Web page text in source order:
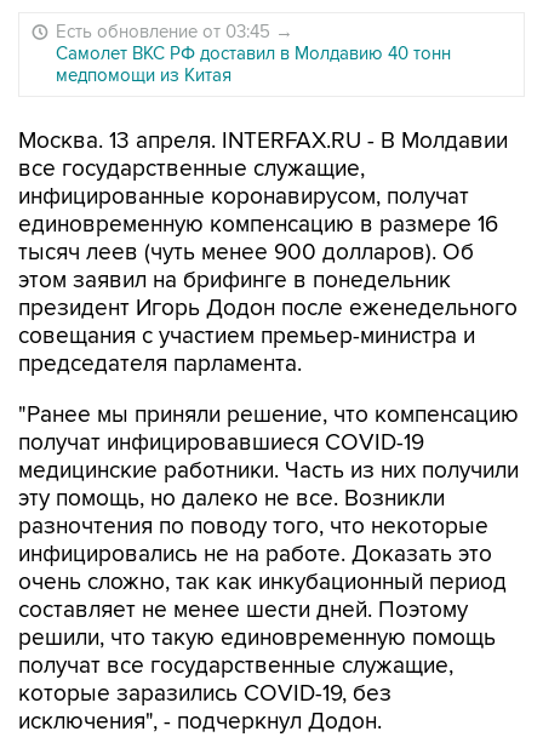
Есть обновление от 03:45 →
Самолет ВКС РФ доставил в Молдавию 40 тонн
медпомощи из Китая
Москва. 13 апреля. INTERFAX.RU - В Молдавии
все государственные служащие,
инфицированные коронавирусом, получат
единовременную компенсацию в размере 16
тысяч леев (чуть менее 900 долларов). Об
этом заявил на брифинге в понедельник
президент Игорь Додон после еженедельного
совещания с участием премьер-министра и
председателя парламента.
"Ранее мы приняли решение, что компенсацию
получат инфицировавшиеся COVID-19
медицинские работники. Часть из них получили
эту помощь, но далеко не все. Возникли
разночтения по поводу того, что некоторые
инфицировались не на работе. Доказать это
очень сложно, так как инкубационный период
составляет не менее шести дней. Поэтому
решили, что такую единовременную помощь
получат все государственные служащие,
которые заразились COVID-19, без
исключения", - подчеркнул Додон.